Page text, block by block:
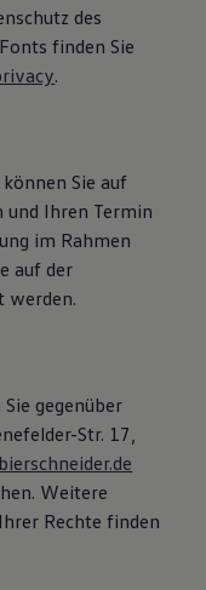
des
finden Sie
.
Sie auf
und Ihren Termin
im Rahmen
auf der
werden.
gegenüber
Str. 17,
Weitere
Rechte finden